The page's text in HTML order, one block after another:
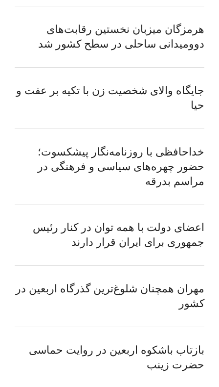
هرمزگان میزبان نخستین رقابت‌های
دوومیدانی ساحلی در سطح کشور شد
جایگاه والای شخصیت زن با تکیه بر عفت و
حیا
خداحافظی با روزنامه‌نگار پیشکسوت؛
حضور چهره‌های سیاسی و فرهنگی در
مراسم بدرقه
اعضای دولت با همه توان در کنار رئیس
جمهوری برای ایران قرار دارند
مهران همچنان شلوغ‌ترین گذرگاه اربعین در
کشور
بازتاب باشکوه اربعین در روایت حماسی
حضرت زینب